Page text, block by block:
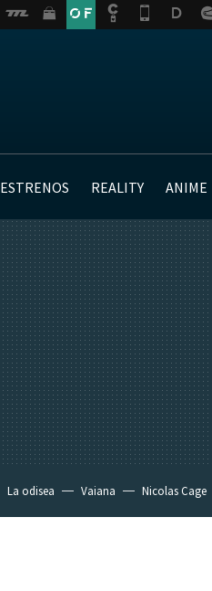
ESTRENOS REALITY ANIME
La odisea Vaiana Nicolas Cage